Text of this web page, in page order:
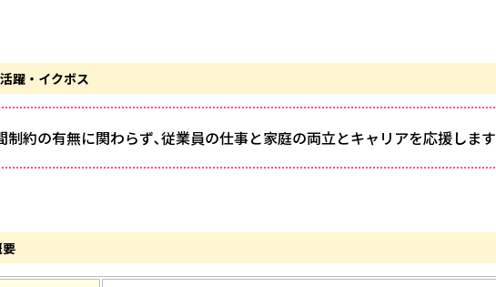
躍・イクボス
制約の有無に関わらず､従業員の仕事と家庭の両立とキャリアを応援します